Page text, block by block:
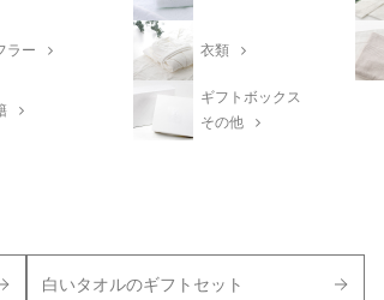
ラー 衣類
ギフトボックス
その他
白いタオルのギフトセット